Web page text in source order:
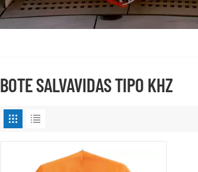
BOTE SALVAVIDAS TIPO KHZ